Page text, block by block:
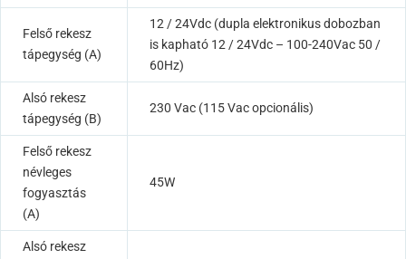
Felső rekesz
tápegység (A)
12 / 24Vdc (dupla elektronikus dobozban
is kapható 12 / 24Vdc – 100-240Vac 50 /
60Hz)
Alsó rekesz
tápegység (B)
230 Vac (115 Vac opcionális)
Felső rekesz
névleges
fogyasztás
(A)
45W
Alsó rekesz